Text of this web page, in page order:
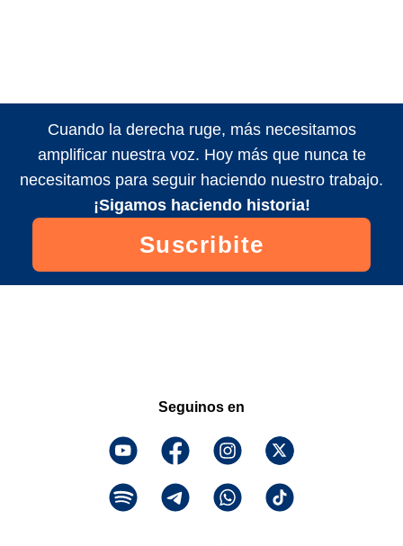
Cuando la derecha ruge, más necesitamos
amplificar nuestra voz. Hoy más que nunca te
necesitamos para seguir haciendo nuestro trabajo.
¡Sigamos haciendo historia!
Suscribite
Seguinos en